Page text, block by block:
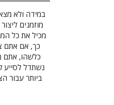
במידה ולא
מוזמנים
מכיל את כל
כך, אם אתם
כלשהו, אתם
נשתדל לסייע
ביותר עבור